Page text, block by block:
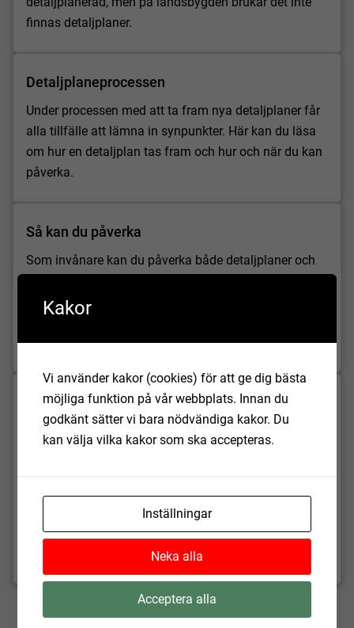
finnas detaljplaner.
Detaljplaneprocessen
Under processen med att ta fram nya detaljplaner får
alla tillfälle att lämna in synpunkter. Här kan du läsa
om hur en detaljplan tas fram och hur och när du kan
påverka.
Så kan du påverka
Som invånare kan du påverka både detaljplaner och
samråd och granskningar med invånarna. Även när
lämna synpunkter.
Planeringsstrategi
Översiktsplanen är ett strategiskt politiskt dokument
som ska spegla den rådande politiska majoritetens
vattenanvändning och hushållning med naturresurser.
Planeringsstrategin bidrar till en översiktsplanering
som bedrivs kontinuerligt och på så vis kan
förändrade förutsättningar fångas.
2023-10-04
Kakor
Vi använder kakor (cookies) för att ge dig bästa
möjliga funktion på vår webbplats. Innan du
godkänt sätter vi bara nödvändiga kakor. Du
kan välja vilka kakor som ska accepteras.
Inställningar
Neka alla
Acceptera alla